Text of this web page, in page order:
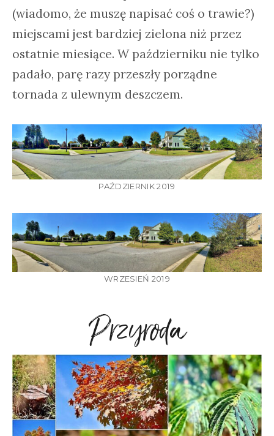
(wiadomo, że muszę napisać coś o trawie?)
miejscami jest bardziej zielona niż przez
ostatnie miesiące. W październiku nie tylko
padało, parę razy przeszły porządne
tornada z ulewnym deszczem.
PAŹDZIERNIK 2019
WRZESIEŃ 2019
Przyroda